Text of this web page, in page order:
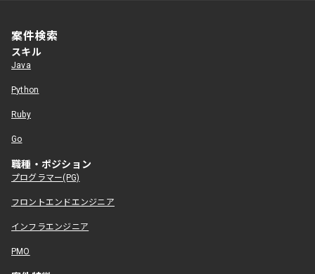
案件検索
スキル
Java
Python
Ruby
Go
職種・ポジション
プログラマー(PG)
フロントエンドエンジニア
インフラエンジニア
PMO